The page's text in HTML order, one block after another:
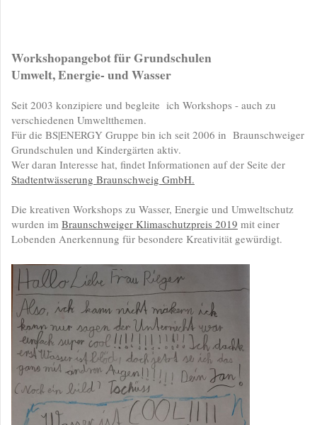
Workshopangebot für Grundschulen
Umwelt, Energie- und Wasser
Seit 2003 konzipiere und begleite ich Workshops - auch zu
verschiedenen Umweltthemen.
Für die BS|ENERGY Gruppe bin ich seit 2006 in Braunschweiger
Grundschulen und Kindergärten aktiv.
Wer daran Interesse hat, findet Informationen auf der Seite der
Stadtentwässerung Braunschweig GmbH.
Die kreativen Workshops zu Wasser, Energie und Umweltschutz
wurden im Braunschweiger Klimaschutzpreis 2019 mit einer
Lobenden Anerkennung für besondere Kreativität gewürdigt.